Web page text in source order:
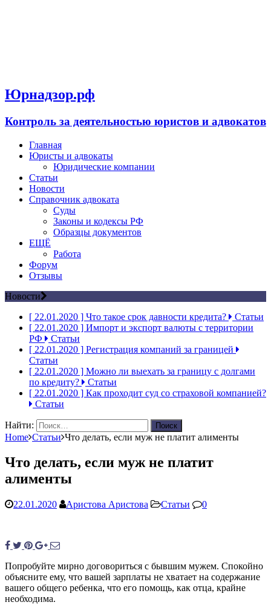
Юрнадзор.рф
Контроль за деятельностью юристов и адвокатов
Главная
Юристы и адвокаты
Юридические компании
Статьи
Новости
Справочник адвоката
Суды
Законы и кодексы РФ
Образцы документов
ЕЩЁ
Работа
Форум
Отзывы
Новости
[ 22.01.2020 ] Что такое срок давности кредита?
Статьи
[ 22.01.2020 ] Импорт и экспорт валюты с территории
РФ
Статьи
[ 22.01.2020 ] Регистрация компаний за границей
Статьи
[ 22.01.2020 ] Можно ли выехать за границу с долгами
по кредиту?
Статьи
[ 22.01.2020 ] Как проходит суд со страховой компанией?
Статьи
Найти:
Home Статьи Что делать, если муж не платит алименты
Что делать, если муж не платит
алименты
22.01.2020 Аристова Аристова Статьи 0
Попробуйте мирно договориться с бывшим мужем. Спокойно
объясните ему, что вашей зарплаты не хватает на содержание
вашего общего ребенка, что его помощь, как отца, крайне
необходима.